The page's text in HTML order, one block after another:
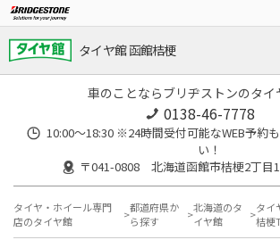
タイヤ館 函館桔梗
車のことならブリヂストンのタイ
0138-46-7778
10:00～18:30 ※24時間受付可能なWEB予約
い！
〒041-0808 北海道函館市桔梗2丁目
タイヤ・ホイール専門
店のタイヤ館
都道府県か
ら探す
北海道のタ
イヤ館
タイ
桔梗